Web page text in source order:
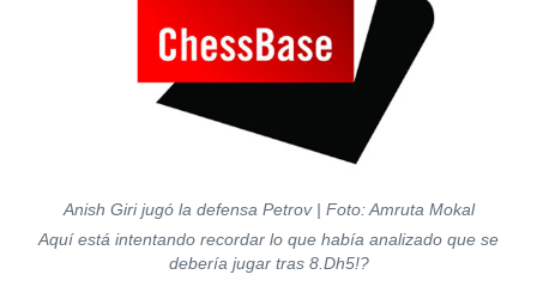
Anish Giri jugó la defensa Petrov | Foto: Amruta Mokal
Aquí está intentando recordar lo que había analizado que se
debería jugar tras 8.Dh5!?